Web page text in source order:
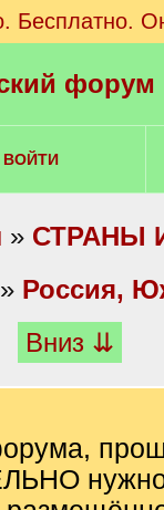
Бесплатно.
ВОЙТИ
» СТРАНЫ
» Россия,
Вниз ⇊
нужно